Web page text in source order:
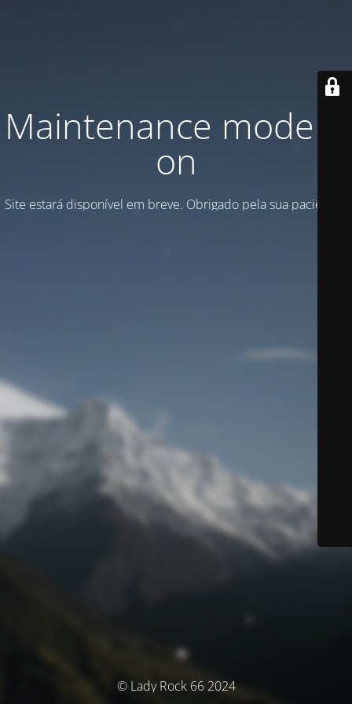
Maintenance mode is
on
Site estará disponível em breve. Obrigado pela sua paciência!
© Lady Rock 66 2024